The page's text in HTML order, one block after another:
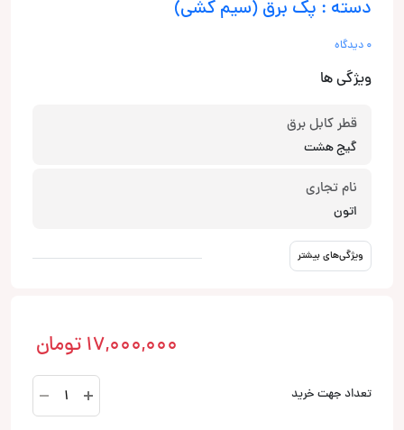
دسته : پک برق (سیم کشی)
0 دیدگاه
ویژگی ها
قطر کابل برق
گیج هشت
نام تجاری
اتون
ویژگی‌های بیشتر
17,000,000 تومان
تعداد جهت خرید
PCC
10